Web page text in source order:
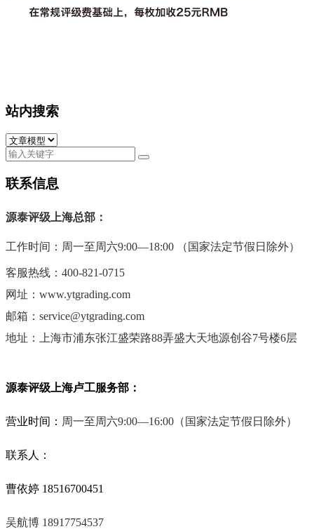
站内搜索
联系信息
源泰评级上海总部：
工作时间：周一至周六9:00—18:00 （国家法定节假日除外）
客服热线：400-821-0715
网址：www.ytgrading.com
邮箱：service@ytgrading.com
地址：上海市浦东张江盛荣路88弄盛大天地源创谷7号楼6层
源泰评级上海卢工服务部：
营业时间： 周一至周六9:00—16:00 （国家法定节假日除外）
联系人：
曹依婷 18516700451
吴航博 18917754537